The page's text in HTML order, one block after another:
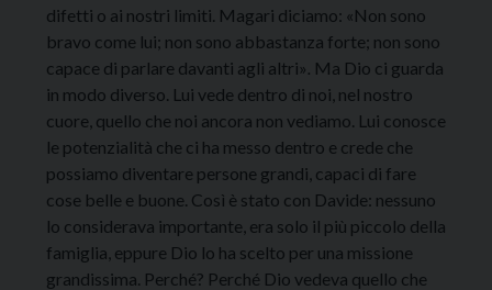
difetti o ai nostri limiti. Magari diciamo: «Non sono
bravo come lui; non sono abbastanza forte; non sono
capace di parlare davanti agli altri». Ma Dio ci guarda
in modo diverso. Lui vede dentro di noi, nel nostro
cuore, quello che noi ancora non vediamo. Lui conosce
le potenzialità che ci ha messo dentro e crede che
possiamo diventare persone grandi, capaci di fare
cose belle e buone. Così è stato con Davide: nessuno
lo considerava importante, era solo il più piccolo della
famiglia, eppure Dio lo ha scelto per una missione
grandissima. Perché? Perché Dio vedeva quello che